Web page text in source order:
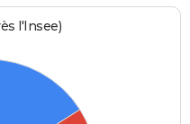
l'Insee)